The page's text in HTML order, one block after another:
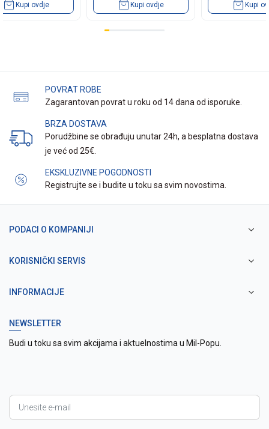
Kupi ovdje Kupi ovdje Kupi
POVRAT ROBE
Zagarantovan povrat u roku od 14 dana od isporuke.
BRZA DOSTAVA
Porudžbine se obrađuju unutar 24h, a besplatna dostava
je već od 25€.
EKSKLUZIVNE POGODNOSTI
Registrujte se i budite u toku sa svim novostima.
PODACI O KOMPANIJI
KORISNIČKI SERVIS
INFORMACIJE
NEWSLETTER
Budi u toku sa svim akcijama i aktuelnostima u Mil-Popu.